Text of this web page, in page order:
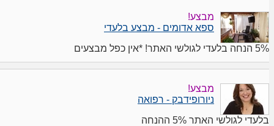
מבצע!
ספא אדומים - מבצע בלעדי
5% הנחה בלעדי לגולשי האתר! *אין כפל מבצעים
מבצע!
ניורופידבק - רפואה
בלעדי לגולשי האתר 5% ההנחה